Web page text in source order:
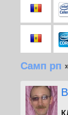
Самп рп